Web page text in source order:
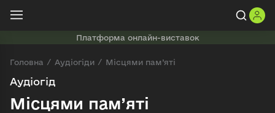
Платформа онлайн-виставок
Головна Аудіогіди Місцями пам’яті
Аудіогід
Місцями пам’яті